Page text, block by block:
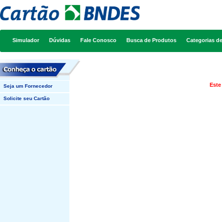
Simulador Dúvidas Fale Conosco Busca de Produtos Categorias
Seja um Fornecedor
Solicite seu Cartão